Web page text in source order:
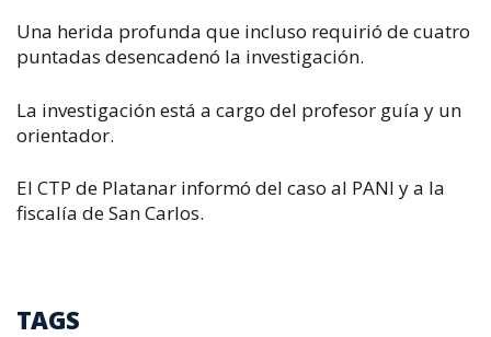
Una herida profunda que incluso requirió de cuatro
puntadas desencadenó la investigación.
La investigación está a cargo del profesor guía y un
orientador.
El CTP de Platanar informó del caso al PANI y a la
fiscalía de San Carlos.
TAGS